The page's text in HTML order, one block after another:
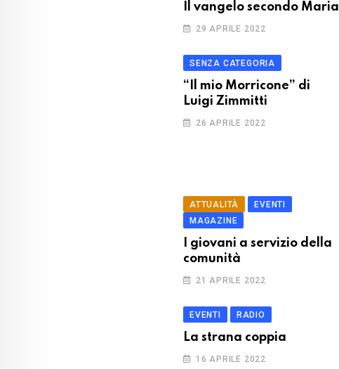
Il vangelo secondo Maria
29 APRILE 2022
SENZA CATEGORIA
“Il mio Morricone” di
Luigi Zimmitti
26 APRILE 2022
ATTUALITÀ
EVENTI
MAGAZINE
I giovani a servizio della
comunità
21 APRILE 2022
EVENTI RADIO
La strana coppia
16 APRILE 2022